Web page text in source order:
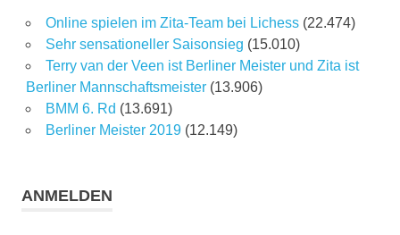
Online spielen im Zita-Team bei Lichess (22.474)
Sehr sensationeller Saisonsieg (15.010)
Terry van der Veen ist Berliner Meister und Zita ist
Berliner Mannschaftsmeister (13.906)
BMM 6. Rd (13.691)
Berliner Meister 2019 (12.149)
ANMELDEN